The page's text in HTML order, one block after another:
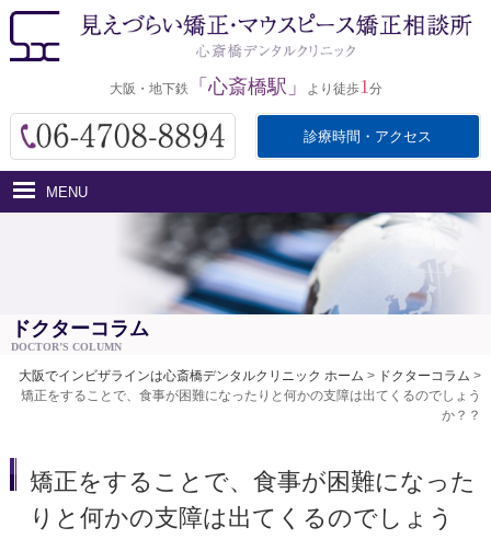
大阪・地下鉄 「心斎橋駅」 より徒歩1 分
診療時間・アクセス
MENU
ホーム
インビザラインとは
お問い合わせ
ドクターコラム
DOCTOR’S COLUMN
大阪でインビザラインは心斎橋デンタルクリニック ホーム > ドクターコラム >
矯正をすることで、食事が困難になったりと何かの支障は出てくるのでしょう
か？？
矯正をすることで、食事が困難になった
りと何かの支障は出てくるのでしょう